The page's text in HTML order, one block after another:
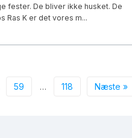
fester. De bliver ikke husket. De
Ras K er det vores m...
59 … 118 Næste »